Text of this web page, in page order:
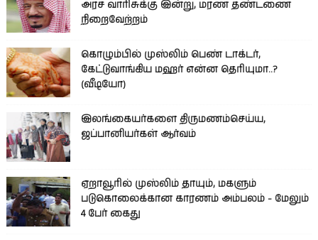
அரச வாரிசுக்கு இன்று, மரண தண்டணை
நிறைவேற்றம்
கொழும்பில் முஸ்லிம் பெண் டாக்டர்,
கேட்டுவாங்கிய மஹர் என்ன தெரியுமா..?
(வீடியோ)
இலங்கையர்களை திருமணம்செய்ய,
ஜப்பானியர்கள் ஆர்வம்
ஏறாவூரில் முஸ்லிம் தாயும், மகளும்
படுகொலைக்கான காரணம் அம்பலம் - மேலும்
4 பேர் கைது